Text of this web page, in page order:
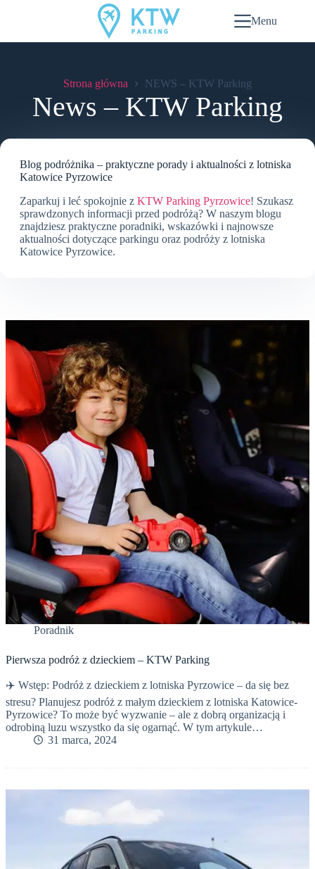
Menu
Strona główna NEWS – KTW Parking
News – KTW Parking
Blog podróżnika – praktyczne porady i aktualności z lotniska
Katowice Pyrzowice
Zaparkuj i leć spokojnie z KTW Parking Pyrzowice! Szukasz
sprawdzonych informacji przed podróżą? W naszym blogu
znajdziesz praktyczne poradniki, wskazówki i najnowsze
aktualności dotyczące parkingu oraz podróży z lotniska
Katowice Pyrzowice.
Poradnik
Pierwsza podróż z dzieckiem – KTW Parking
✈️ Wstęp: Podróż z dzieckiem z lotniska Pyrzowice – da się bez
stresu? Planujesz podróż z małym dzieckiem z lotniska Katowice-
Pyrzowice? To może być wyzwanie – ale z dobrą organizacją i
odrobiną luzu wszystko da się ogarnąć. W tym artykule…
31 marca, 2024